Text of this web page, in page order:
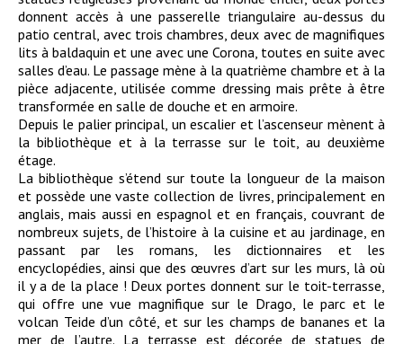
donnent accès à une passerelle triangulaire au-dessus du
patio central, avec trois chambres, deux avec de magnifiques
lits à baldaquin et une avec une Corona, toutes en suite avec
salles d’eau. Le passage mène à la quatrième chambre et à la
pièce adjacente, utilisée comme dressing mais prête à être
transformée en salle de douche et en armoire.
Depuis le palier principal, un escalier et l’ascenseur mènent à
la bibliothèque et à la terrasse sur le toit, au deuxième
étage.
La bibliothèque s’étend sur toute la longueur de la maison
et possède une vaste collection de livres, principalement en
anglais, mais aussi en espagnol et en français, couvrant de
nombreux sujets, de l’histoire à la cuisine et au jardinage, en
passant par les romans, les dictionnaires et les
encyclopédies, ainsi que des œuvres d’art sur les murs, là où
il y a de la place ! Deux portes donnent sur le toit-terrasse,
qui offre une vue magnifique sur le Drago, le parc et le
volcan Teide d’un côté, et sur les champs de bananes et la
mer de l’autre. La terrasse est décorée de statues de